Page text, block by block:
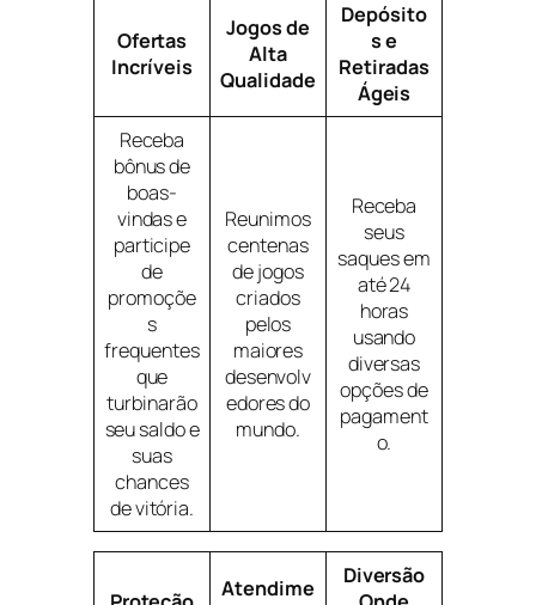
Ofertas
Incríveis
Jogos de
Alta
Qualidade
Depósito
s e
Retiradas
Ágeis
Receba
bônus de
boas-
vindas e
participe
de
promoçõe
s
frequentes
que
turbinarão
seu saldo e
suas
chances
de vitória.
Reunimos
centenas
de jogos
criados
pelos
maiores
desenvolv
edores do
mundo.
Receba
seus
saques em
até 24
horas
usando
diversas
opções de
pagament
o.
Atendime
Diversão